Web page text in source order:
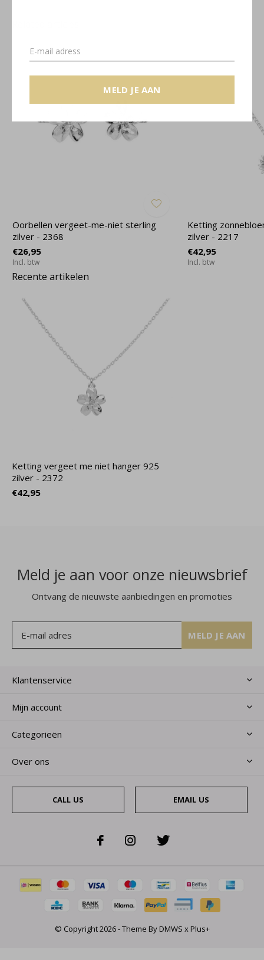
MELD JE AAN
Oorbellen vergeet-me-niet sterling
zilver - 2368
€26,95
Incl. btw
Ketting
zilver - 2217
€42,95
Incl. btw
Recente artikelen
Ketting vergeet me niet hanger 925
zilver - 2372
€42,95
Meld je aan voor onze nieuwsbrief
Ontvang de nieuwste aanbiedingen en promoties
MELD JE AAN
Klantenservice
Mijn account
Categorieën
Over ons
CALL US EMAIL US
© Copyright2026- Theme ByDMWS xPlus+